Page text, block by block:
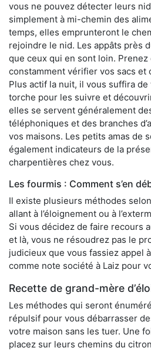
vous ne pouvez détecter leurs
simplement à mi-chemin des
temps, elles emprunteront le
rejoindre le nid. Les appâts près
que ceux qui en sont loin.
constamment vérifier vos sacs et
Plus actif la nuit, il vous suffira de
torche pour les suivre et
elles se servent généralement
téléphoniques et des branches
vos maisons. Les petits amas de
également indicateurs de la
charpentières chez vous.
Les fourmis : Comment s’en
Il existe plusieurs méthodes
allant à l’éloignement ou à
Si vous décidez de faire recours
et là, vous ne résoudrez pas le
judicieux que vous fassiez appel
comme note société à Laiz pour
Recette de grand-mère
Les méthodes qui seront
répulsif pour vous débarrasser
votre maison sans les tuer. Une
placez sur leurs chemins du